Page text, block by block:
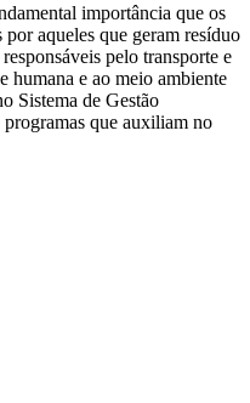
importância que os
aqueles que geram resíduo
pelo transporte e
humana e ao meio ambiente
Sistema de Gestão
que auxiliam no